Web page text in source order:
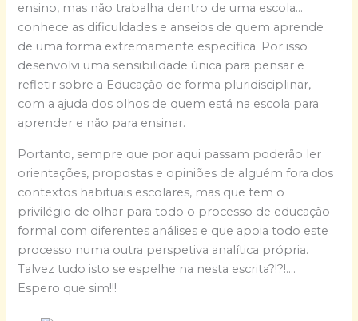
ensino, mas não trabalha dentro de uma escola…
conhece as dificuldades e anseios de quem aprende
de uma forma extremamente específica. Por isso
desenvolvi uma sensibilidade única para pensar e
refletir sobre a Educação de forma pluridisciplinar,
com a ajuda dos olhos de quem está na escola para
aprender e não para ensinar.
Portanto, sempre que por aqui passam poderão ler
orientações, propostas e opiniões de alguém fora dos
contextos habituais escolares, mas que tem o
privilégio de olhar para todo o processo de educação
formal com diferentes análises e que apoia todo este
processo numa outra perspetiva analítica própria.
Talvez tudo isto se espelhe na nesta escrita?!?!….
Espero que sim!!!